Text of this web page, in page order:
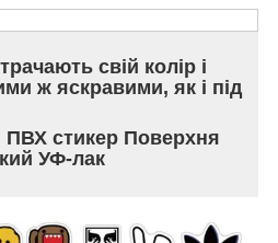
свій колір і
ж яскравими, як і під
ПВХ стикер Поверхня
УФ-лак